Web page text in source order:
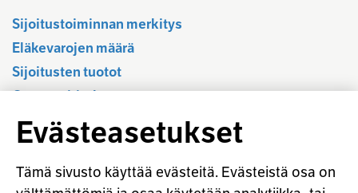
Sijoitustoiminnan merkitys
Eläkevarojen määrä
Sijoitusten tuotot
Osavuositiedot
Tilastotietokanta
Sijoitustoiminnan sääntely
Vastuullinen sijoittaminen
Evästeasetukset
Tämä sivusto käyttää evästeitä. Evästeistä osa on